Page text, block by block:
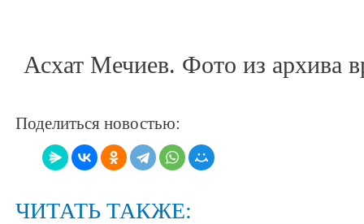
Асхат Мечиев. Фото из архива
Поделиться новостью:
ЧИТАТЬ ТАКЖЕ: